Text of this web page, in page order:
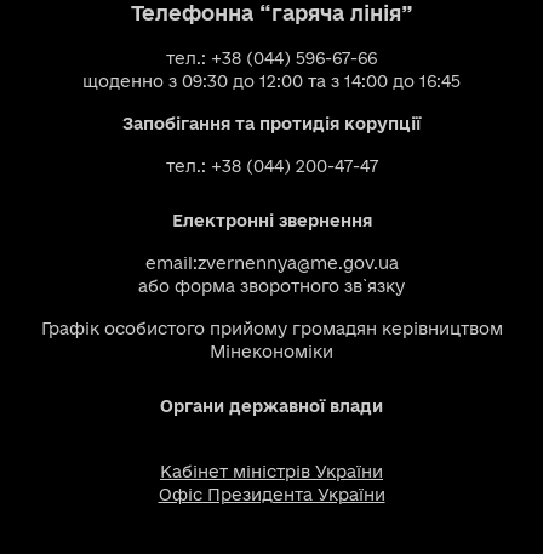
Телефонна “гаряча лінія”
тел.: +38 (044) 596-67-66
щоденно з 09:30 до 12:00 та з 14:00 до 16:45
Запобігання та протидія корупції
тел.: +38 (044) 200-47-47
Електронні звернення
email:zvernennya@me.gov.ua
або форма зворотного зв`язку
Графік особистого прийому громадян керівництвом
Мінекономіки
Органи державної влади
Кабінет міністрів України
Офіс Президента України